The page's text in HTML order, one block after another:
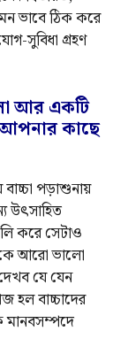
ভাবে ঠিক করে
সুবিধা গ্রহণ
আর একটি
কাছে
পড়াশুনায়
উৎসাহিত
করে সেটাও
আরো ভালো
যে যেন
হল বাচ্চাদের
মানবসম্পদে